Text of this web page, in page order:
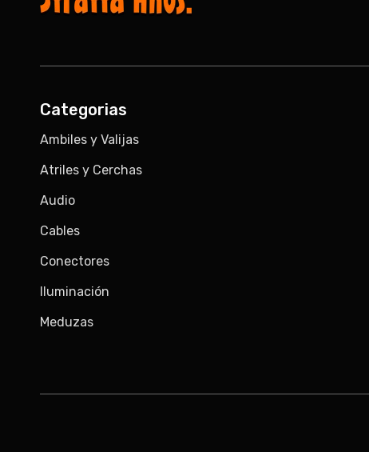
Categorias
Ambiles y Valijas
Atriles y Cerchas
Audio
Cables
Conectores
Iluminación
Meduzas